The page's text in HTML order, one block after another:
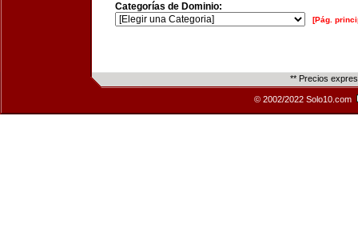
Categorías de Dominio:
[Pág.
** Precios
© 2002/2022 Solo10.com